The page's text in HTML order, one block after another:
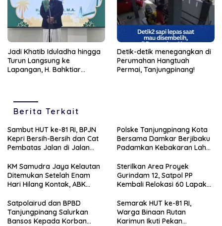
Jadi Khatib Iduladha hingga
Turun Langsung ke
Lapangan, H. Bahktiar
Detik-detik menegangkan di
Perumahan Hangtuah
Permai, Tanjungpinang!
Berita Terkait
Sambut HUT ke-81 RI, BPJN
Kepri Bersih-Bersih dan Cat
Pembatas Jalan di Jalan
Tanjungpinang
Polske Tanjungpinang Kota
Bersama Damkar Berjibaku
Padamkan Kebakaran Lahan
KM Samudra Jaya Kelautan
Ditemukan Setelah Enam
Hari Hilang Kontak, ABK
Sterilkan Area Proyek
Gurindam 12, Satpol PP
Kembali Relokasi 60 Lapak
Satpolairud dan BPBD
Tanjungpinang Salurkan
Bansos Kepada Korban
Semarak HUT ke-81 RI,
Warga Binaan Rutan
Karimun Ikuti Pekan